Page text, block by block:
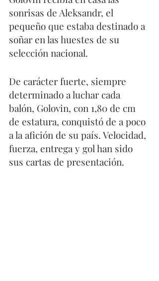
sonrisas de Aleksandr, el
pequeño que estaba destinado a
soñar en las huestes de su
selección nacional.
De carácter fuerte, siempre
determinado a luchar cada
balón, Golovin, con 1,80 de cm
de estatura, conquistó de a poco
a la afición de su país. Velocidad,
fuerza, entrega y gol han sido
sus cartas de presentación.